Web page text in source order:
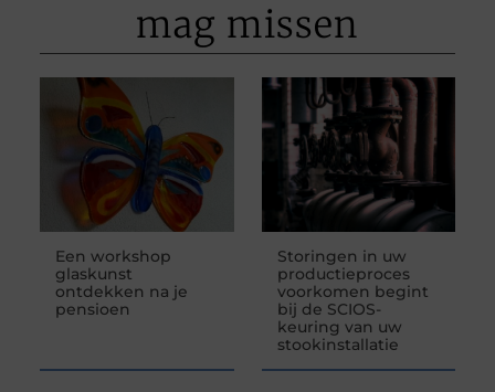
mag missen
Een workshop
glaskunst
ontdekken na je
pensioen
Storingen in uw
productieproces
voorkomen begint
bij de SCIOS-
keuring van uw
stookinstallatie